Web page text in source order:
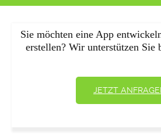
Sie möchten eine App
erstellen? Wir unterstützen Sie
JETZT